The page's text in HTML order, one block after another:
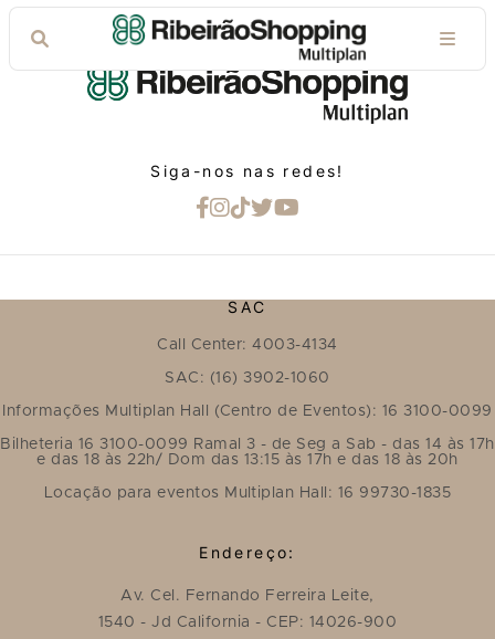
Siga-nos nas redes!
SAC
Call Center: 4003-4134
SAC: (16) 3902-1060
Informações Multiplan Hall (Centro de Eventos): 16 3100-0099
Bilheteria 16 3100-0099 Ramal 3 - de Seg a Sab - das 14 às 17h
e das 18 às 22h/ Dom das 13:15 às 17h e das 18 às 20h
Locação para eventos Multiplan Hall: 16 99730-1835
Endereço:
Av. Cel. Fernando Ferreira Leite,
1540 - Jd California - CEP: 14026-900